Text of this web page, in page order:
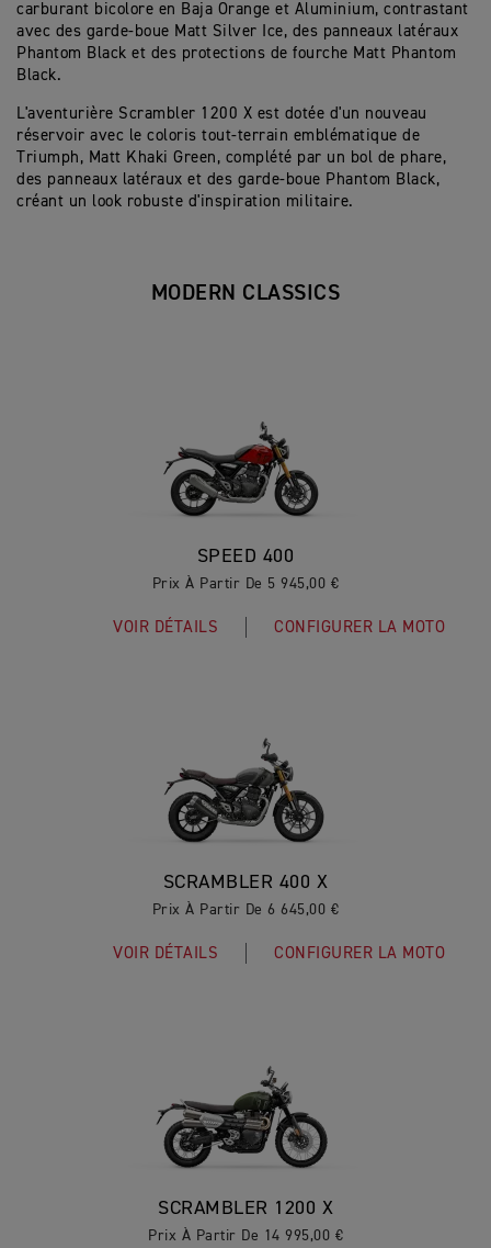
carburant bicolore en Baja Orange et Aluminium, contrastant
avec des garde-boue Matt Silver Ice, des panneaux latéraux
Phantom Black et des protections de fourche Matt Phantom
Black.
L'aventurière Scrambler 1200 X est dotée d'un nouveau
réservoir avec le coloris tout-terrain emblématique de
Triumph, Matt Khaki Green, complété par un bol de phare,
des panneaux latéraux et des garde-boue Phantom Black,
créant un look robuste d'inspiration militaire.
MODERN CLASSICS
SPEED 400
Prix À Partir De 5 945,00 €
VOIR DÉTAILS CONFIGURER LA MOTO
SCRAMBLER 400 X
Prix À Partir De 6 645,00 €
VOIR DÉTAILS CONFIGURER LA MOTO
SCRAMBLER 1200 X
Prix À Partir De 14 995,00 €